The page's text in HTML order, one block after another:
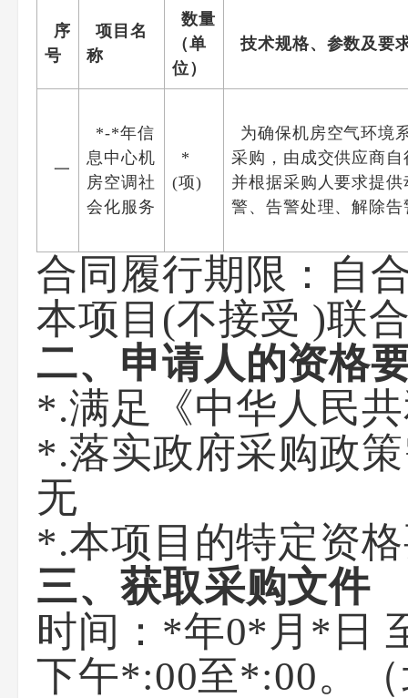
序
号
项目名
称
数量
（单
位）
技术规格、参数及要
一
*-*年信
息中心机
房空调社
会化服务
*
(项)
为确保机房空气环境
采购，由成交供应商
并根据采购人要求提
警、告警处理、解除
合同履行期限：自
本项目(不接受 )联
二、申请人的资格
*.满足《中华人民
*.落实政府采购政
无
*.本项目的特定资
三、获取采购文件
时间：*年0*月*日
下午*:00至*:00。